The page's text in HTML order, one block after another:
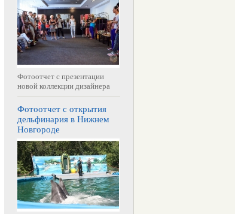
Фотоотчет с презентации
новой коллекции дизайнера
Фотоотчет с открытия
дельфинария в Нижнем
Новгороде